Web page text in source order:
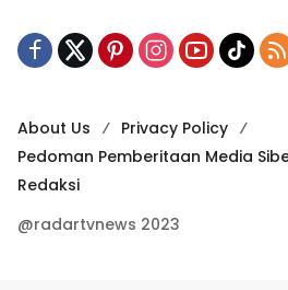
About Us
Privacy Policy
Pedoman Pemberitaan Media
Redaksi
@radartvnews 2023